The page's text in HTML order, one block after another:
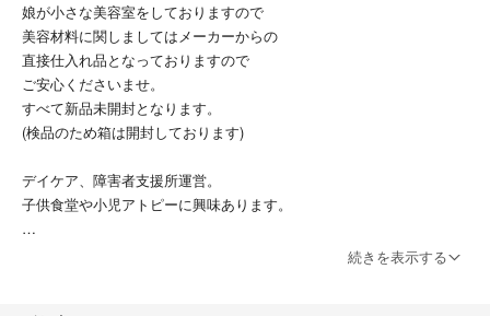
娘が小さな美容室をしておりますので
美容材料に関しましてはメーカーからの
直接仕入れ品となっておりますので
ご安心くださいませ。
すべて新品未開封となります。
(検品のため箱は開封しております)
デイケア、障害者支援所運営。
子供食堂や小児アトピーに興味あります。
続きを表示する